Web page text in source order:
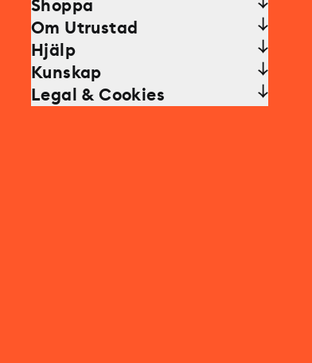
Shoppa
Om Utrustad
Hjälp
Kunskap
Legal & Cookies